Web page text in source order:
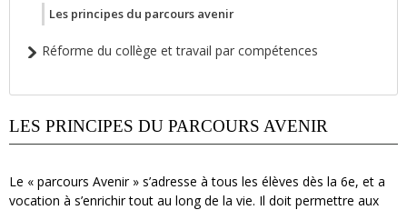
Les principes du parcours avenir
Réforme du collège et travail par compétences
LES PRINCIPES DU PARCOURS AVENIR
Le « parcours Avenir » s’adresse à tous les élèves dès la 6e, et a
vocation à s’enrichir tout au long de la vie. Il doit permettre aux